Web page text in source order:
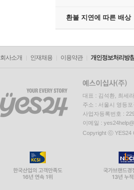
환불 지연에 따른 배상
회사소개 인재채용 이용약관 개인정보처리방침
대표 : 김석환, 최세라
주소 : 서울시 영등
사업자등록번호 :
이메일 :
Copyright ⓒ YES24